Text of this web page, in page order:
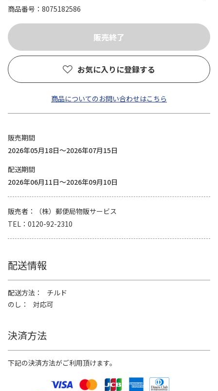
商品番号
8075182586
お気に入りに登録する
商品についてのお問い合わせはこちら
販売期間
2026年05月18日～2026年07月15日
配送期間
2026年06月11日～2026年09月10日
販売者
（株）郵便局物販サービス
TEL
0120-92-2310
配送情報
配送方法
チルド
のし
対応可
決済方法
下記の決済方法がご利用頂けます。